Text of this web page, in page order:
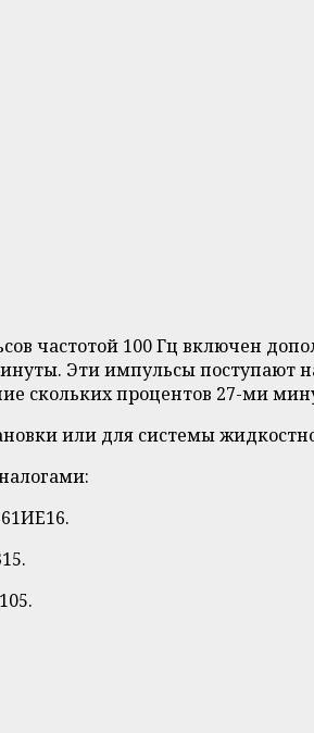
частотой 100 Гц включен
Эти импульсы поступают
скольких процентов 27-ми
или для системы